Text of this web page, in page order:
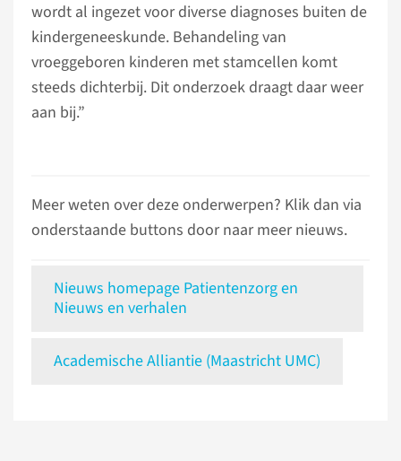
wordt al ingezet voor diverse diagnoses buiten de
kindergeneeskunde. Behandeling van
vroeggeboren kinderen met stamcellen komt
steeds dichterbij. Dit onderzoek draagt daar weer
aan bij.”
Meer weten over deze onderwerpen? Klik dan via
onderstaande buttons door naar meer nieuws.
Nieuws homepage Patientenzorg en
Nieuws en verhalen
Academische Alliantie (Maastricht UMC)